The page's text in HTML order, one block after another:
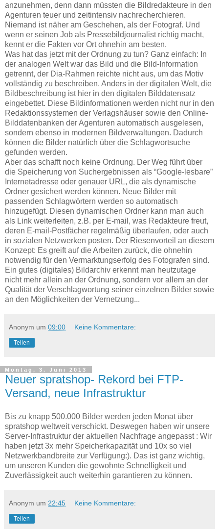
anzunehmen, denn dann müssten die Bildredakteure in den
Agenturen teuer und zeitintensiv nachrecherchieren.
Niemand ist näher am Geschehen, als der Fotograf. Und
wenn er seinen Job als Pressebildjournalist richtig macht,
kennt er die Fakten vor Ort ohnehin am besten.
Was hat das jetzt mit der Ordnung zu tun? Ganz einfach: In
der analogen Welt war das Bild und die Bild-Information
getrennt, der Dia-Rahmen reichte nicht aus, um das Motiv
vollständig zu beschreiben. Anders in der digitalen Welt, die
Bildbeschreibung ist hier in den digitalen Bilddatensatz
eingebettet. Diese Bildinformationen werden nicht nur in den
Redaktionssystemen der Verlagshäuser sowie den Online-
Bilddatenbanken der Agenturen automatisch ausgelesen,
sondern ebenso in modernen Bildverwaltungen. Dadurch
können die Bilder natürlich über die Schlagwortsuche
gefunden werden.
Aber das schafft noch keine Ordnung. Der Weg führt über
die Speicherung von Suchergebnissen als “Google-lesbare”
Internetadresse oder genauer URL, die als dynamische
Ordner gesichert werden können. Neue Bilder mit
passenden Schlagwörtern werden so automatisch
hinzugefügt. Diesen dynamischen Ordner kann man auch
als Link weiterleiten, z.B. per E-mail, was Redakteure freut,
deren E-mail-Postfächer regelmäßig überlaufen, oder auch
in sozialen Netzwerken posten. Der Riesenvorteil an diesem
Konzept: Es greift auf die Arbeiten zurück, die ohnehin
notwendig für den Vermarktungserfolg des Fotografen sind.
Ein gutes (digitales) Bildarchiv erkennt man heutzutage
nicht mehr allein an der Ordnung, sondern vor allem an der
Qualität der Verschlagwortung seiner einzelnen Bilder sowie
an den Möglichkeiten der Vernetzung...
Anonym um 09:00 Keine Kommentare:
Teilen
Montag, 3. Juni 2013
Neuer spratshop- Rekord bei FTP-
Versand, neue Infrastruktur
Bis zu knapp 500.000 Bilder werden jeden Monat über
spratshop weltweit verschickt. Deswegen haben wir unsere
Server-Infrastruktur der aktuellen Nachfrage angepasst : Wir
haben jetzt 3x mehr Speicherkapazität und 10x so viel
Netzwerkbandbreite zur Verfügung:). Das ist ganz wichtig,
um unseren Kunden die gewohnte Schnelligkeit und
Zuverlässigkeit auch weiterhin garantieren zu können.
Anonym um 22:45 Keine Kommentare:
Teilen